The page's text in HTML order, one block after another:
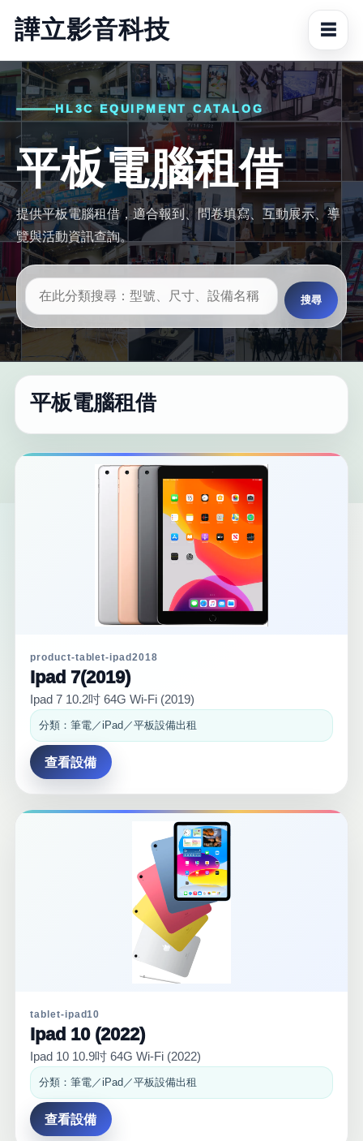
譁立影音科技 ☰
HL3C EQUIPMENT CATALOG
平板電腦租借
提供平板電腦租借，適合報到、問卷填寫、互動展示、導
覽與活動資訊查詢。
搜尋
平板電腦租借
product-tablet-ipad2018
Ipad 7(2019)
Ipad 7 10.2吋 64G Wi-Fi (2019)
分類：筆電／iPad／平板設備出租
查看設備
tablet-ipad10
Ipad 10 (2022)
Ipad 10 10.9吋 64G Wi-Fi (2022)
分類：筆電／iPad／平板設備出租
查看設備